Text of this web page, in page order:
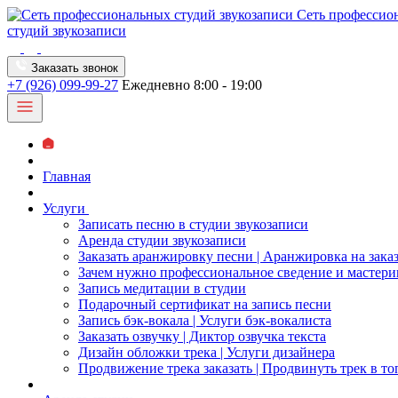
Сеть
студий звукозаписи
Заказать звонок
+7 (926) 099-99-27 Ежедневно 8:00 - 19:00
Главная
Услуги
Записать песню в студии звукозаписи
Аренда студии звукозаписи
Заказать аранжировку песни | Аранжировка на заказ
Зачем нужно профессиональное сведение и
Запись медитации в студии
Подарочный сертификат на запись песни
Запись бэк-вокала | Услуги бэк-вокалиста
Заказать озвучку | Диктор озвучка текста
Дизайн обложки трека | Услуги дизайнера
Продвижение трека заказать | Продвинуть трек в